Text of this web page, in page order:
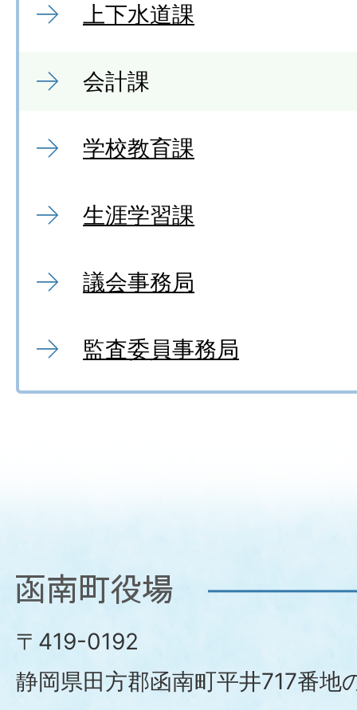
上下水道課
会計課
学校教育課
生涯学習課
議会事務局
監査委員事務局
函
南
町
〒419-0192
静岡県田方郡函南町平井717番地